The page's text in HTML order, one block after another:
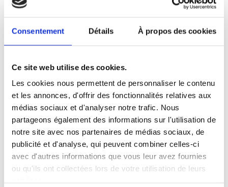
Consentement Détails À propos des cookies
Ce site web utilise des cookies.
Les cookies nous permettent de personnaliser le contenu
et les annonces, d'offrir des fonctionnalités relatives aux
médias sociaux et d'analyser notre trafic. Nous
partageons également des informations sur l'utilisation de
notre site avec nos partenaires de médias sociaux, de
publicité et d'analyse, qui peuvent combiner celles-ci
avec d'autres informations que vous leur avez fournies
ou qu'ils ont collectées lors de votre utilisation de leurs
Couteau d'office traditionnel à mitre aluminium, doté d'un manche en bois et d'une
Produit labellisé LONGTIME® - Conçu pour durer
29,23 € / TTC